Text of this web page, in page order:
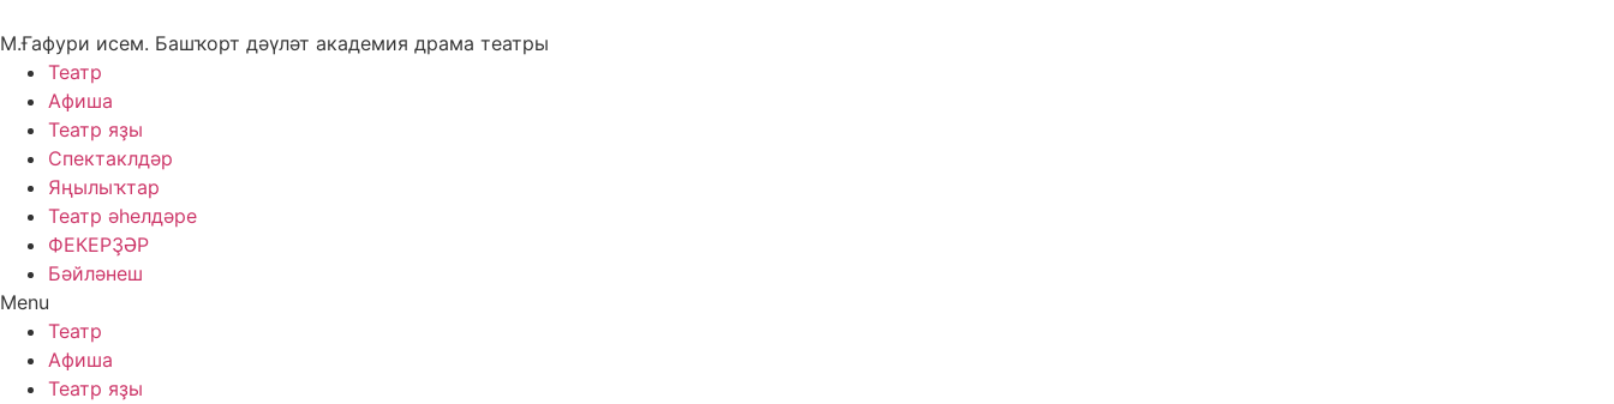
to
content
М.Ғафури исем. Башҡорт дәүләт академия драма театры
Театр
Афиша
Театр яҙы
Спектаклдәр
Яңылыҡтар
Театр әһелдәре
ФЕКЕРҘӘР
Бәйләнеш
Menu
Театр
Афиша
Театр яҙы